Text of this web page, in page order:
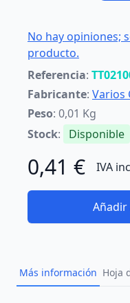
No hay opiniones;
producto.
Referencia:
Fabricante: Varios
Peso: 0,01 Kg
Stock: Disponible
0,41 € IVA
Añadir
Más información Hoja